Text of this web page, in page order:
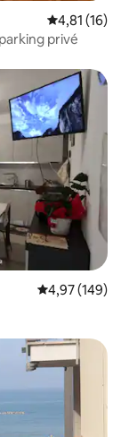
Évaluation
4,81 (16)
privé
Évaluation
4,97 (149)